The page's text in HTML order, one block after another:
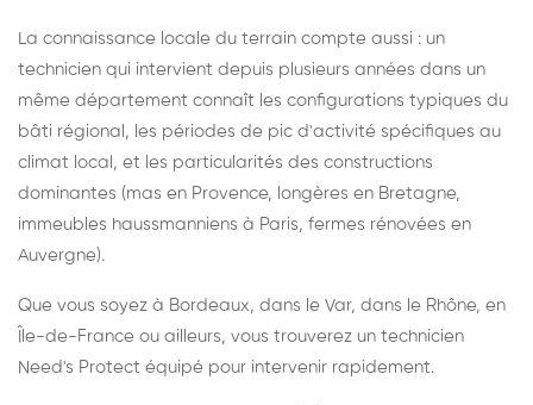
La connaissance locale du terrain compte aussi : un
technicien qui intervient depuis plusieurs années dans un
même département connaît les configurations typiques du
bâti régional, les périodes de pic d'activité spécifiques au
climat local, et les particularités des constructions
dominantes (mas en Provence, longères en Bretagne,
immeubles haussmanniens à Paris, fermes rénovées en
Auvergne).
Que vous soyez à Bordeaux, dans le Var, dans le Rhône, en
Île-de-France ou ailleurs, vous trouverez un technicien
Need's Protect équipé pour intervenir rapidement.